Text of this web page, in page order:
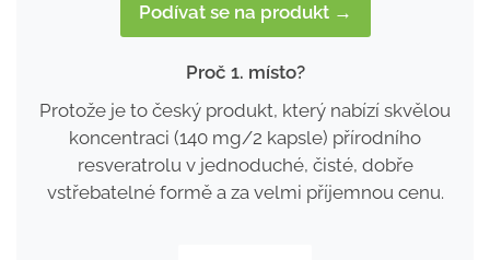
Podívat se na produkt →
Proč 1. místo?
Protože je to český produkt, který nabízí skvělou
koncentraci (140 mg/2 kapsle) přírodního
resveratrolu v jednoduché, čisté, dobře
vstřebatelné formě a za velmi příjemnou cenu.